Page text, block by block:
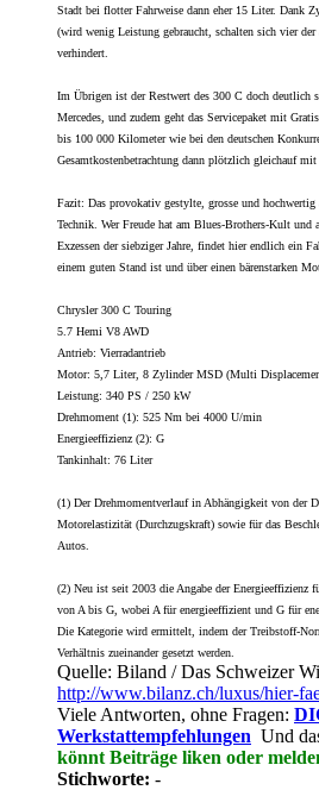
Stadt bei flotter Fahrweise dann eher 15 Liter. Dank
(wird wenig Leistung gebraucht, schalten sich vier
verhindert.
Im Übrigen ist der Restwert des 300 C doch deutlich
Mercedes, und zudem geht das Servicepaket mit
bis 100 000 Kilometer wie bei den deutschen
Gesamtkostenbetrachtung dann plötzlich gleichauf mit
Fazit: Das provokativ gestylte, grosse und hochwertig
Technik. Wer Freude hat am Blues-Brothers-Kult und
Exzessen der siebziger Jahre, findet hier endlich ein
einem guten Stand ist und über einen bärenstarken
Chrysler 300 C Touring
5.7 Hemi V8 AWD
Antrieb: Vierradantrieb
Motor: 5,7 Liter, 8 Zylinder MSD (Multi
Leistung: 340 PS / 250 kW
Drehmoment (1): 525 Nm bei 4000 U/min
Energieeffizienz (2): G
Tankinhalt: 76 Liter
(1) Der Drehmomentverlauf in Abhängigkeit von der
Motorelastizität (Durchzugskraft) sowie für das
Autos.
(2) Neu ist seit 2003 die Angabe der Energieeffizienz
von A bis G, wobei A für energieeffizient und G für
Die Kategorie wird ermittelt, indem der Treibstoff-
Verhältnis zueinander gesetzt werden.
Quelle: Biland / Das Schweizer
http://www.bilanz.ch/luxus/hier-
Viele Antworten, ohne Fragen:
Werkstattempfehlungen Und
könnt Beiträge liken oder
Stichworte: -